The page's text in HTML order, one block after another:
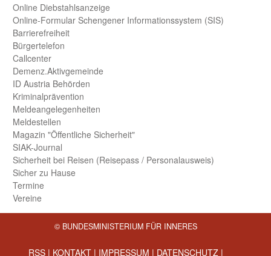
Online Diebstahls­anzeige
Online-Formular Schengener Informationssystem (SIS)
Barriere­freiheit
Bürger­telefon
Call­center
Demenz.Aktiv­gemeinde
ID Austria Behörden
Kriminal­prävention
Melde­an­ge­le­gen­heiten
Meld­estellen
Magazin "Öffentliche Sicherheit"
SIAK-Journal
Sicherheit bei Reisen (Reise­pass / Personal­ausweis)
Sicher zu Hause
Termine
Vereine
© BUNDESMINISTERIUM FÜR INNERES
RSS | KONTAKT | IMPRESSUM | DATENSCHUTZ |